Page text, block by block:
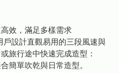
效，滿⾜多樣需求
設計直觀易⽤的三段⾵速與
旅⾏途中快速完成造型：
簡單吹乾與⽇常造型。